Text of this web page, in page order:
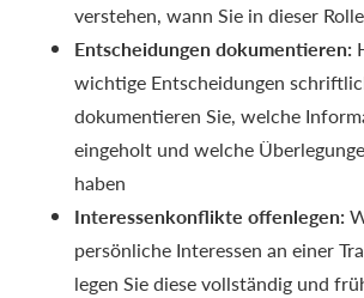
verstehen, wann Sie in dieser
Entscheidungen dokumentieren:
wichtige Entscheidungen
dokumentieren Sie, welche
eingeholt und welche
haben
Interessenkonflikte offenlegen:
persönliche Interessen an einer
legen Sie diese vollständig und